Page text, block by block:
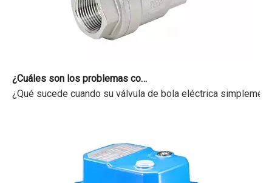
¿Qué sucede cuando su válvula de bola eléctrica